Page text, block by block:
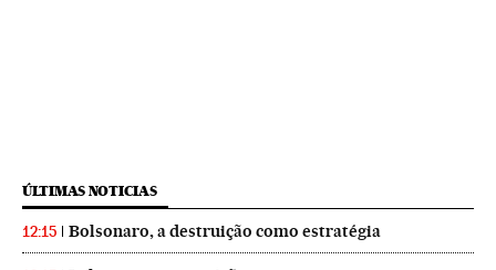
ÚLTIMAS NOTICIAS
12:15 Bolsonaro, a destruição como estratégia